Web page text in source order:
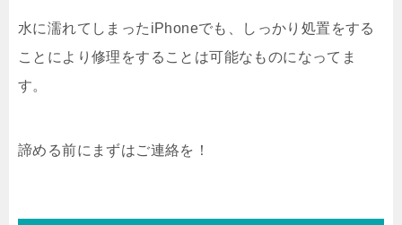
水に濡れてしまったiPhoneでも、しっかり処置をする
ことにより修理をすることは可能なものになってま
す。
諦める前にまずはご連絡を！